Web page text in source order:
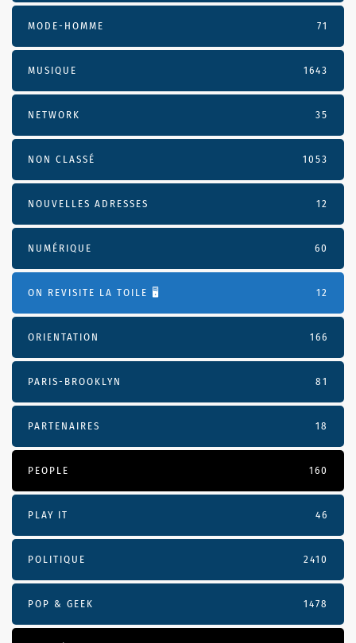
MODE-HOMME 71
MUSIQUE 1643
NETWORK 35
NON CLASSÉ 1053
NOUVELLES ADRESSES 12
NUMÉRIQUE 60
ON REVISITE LA TOILE 🖥️ 12
ORIENTATION 166
PARIS-BROOKLYN 81
PARTENAIRES 18
PEOPLE 160
PLAY IT 46
POLITIQUE 2410
POP & GEEK 1478